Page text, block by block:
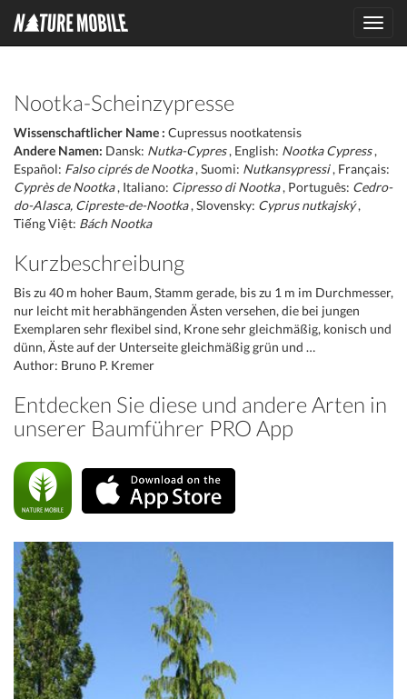
Nootka-Scheinzypresse
Wissenschaftlicher Name : Cupressus nootkatensis
Andere Namen: Dansk: Nutka-Cypres, English: Nootka Cypress,
Español: Falso ciprés de Nootka, Suomi: Nutkansypressi, Français:
Cyprès de Nootka, Italiano: Cipresso di Nootka, Português: Cedro-
do-Alasca, Cipreste-de-Nootka, Slovensky: Cyprus nutkajský,
Tiếng Việt: Bách Nootka
Kurzbeschreibung
Bis zu 40 m hoher Baum, Stamm gerade, bis zu 1 m im Durchmesser,
nur leicht mit herabhängenden Ästen versehen, die bei jungen
Exemplaren sehr flexibel sind, Krone sehr gleichmäßig, konisch und
dünn, Äste auf der Unterseite gleichmäßig grün und …
Author: Bruno P. Kremer
Entdecken Sie diese und andere Arten in
unserer Baumführer PRO App